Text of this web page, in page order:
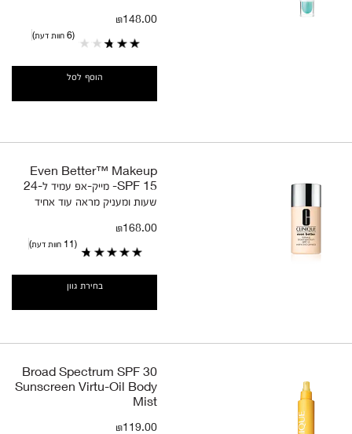
₪148.00
6 חוות דעת
הוסף לסל
Even Better™ Makeup
SPF 15- מייק-אפ עמיד ל-24
שעות ומעניק מראה עוד אחיד
₪168.00
11 חוות דעת
בחירת גוון
Broad Spectrum SPF 30
Sunscreen Virtu-Oil Body
Mist
₪119.00